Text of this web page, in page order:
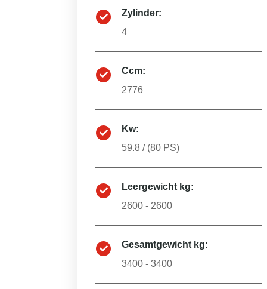
Zylinder:
4
Ccm:
2776
Kw:
59.8 / (80 PS)
Leergewicht kg:
2600 - 2600
Gesamtgewicht kg:
3400 - 3400